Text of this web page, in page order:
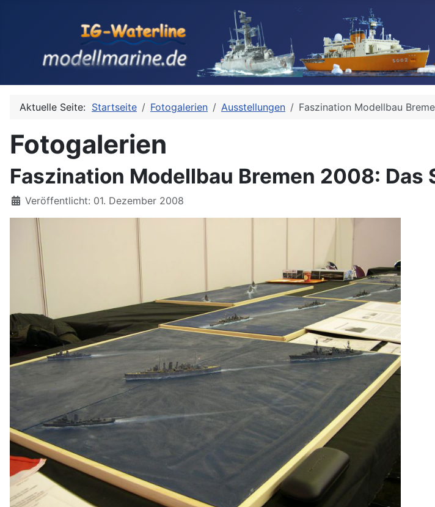
Aktuelle Seite: Startseite Fotogalerien Ausstellungen Faszination Modellbau
Fotogalerien
Faszination Modellbau Bremen 2008: Das
Details
Veröffentlicht: 01. Dezember 2008